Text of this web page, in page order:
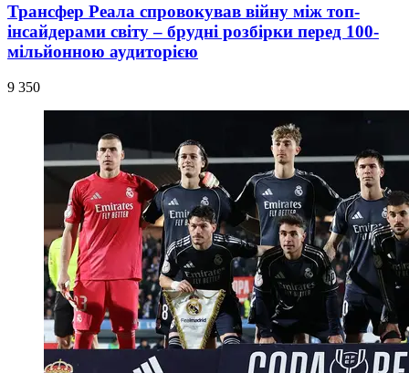
Трансфер Реала спровокував війну між топ-
інсайдерами світу – брудні розбірки перед 100-
мільйонною аудиторією
9 350